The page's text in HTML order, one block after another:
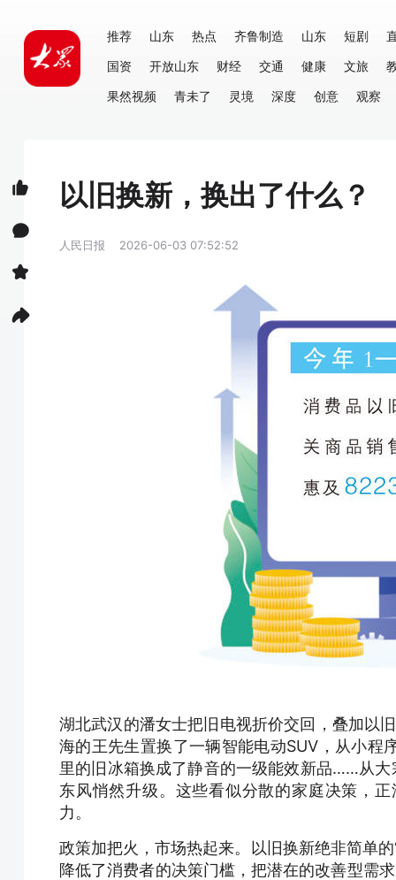
推荐 山东 热点 齐鲁制造 山东 短剧
国资
开放山东 财经 交通 健康 文旅
果然视频
青未了 灵境 深度 创意 观察
以旧换新，换出了什么？
人民日报 2026-06-03 07:52:52
湖北武汉的潘女士把旧电视折价交回，叠加以
海的王先生置换了一辆智能电动SUV，从小程
里的旧冰箱换成了静音的一级能效新品……从大
东风悄然升级。这些看似分散的家庭决策，
力。
政策加把火，市场热起来。以旧换新绝非简单
降低了消费者的决策门槛，把潜在的改善型需